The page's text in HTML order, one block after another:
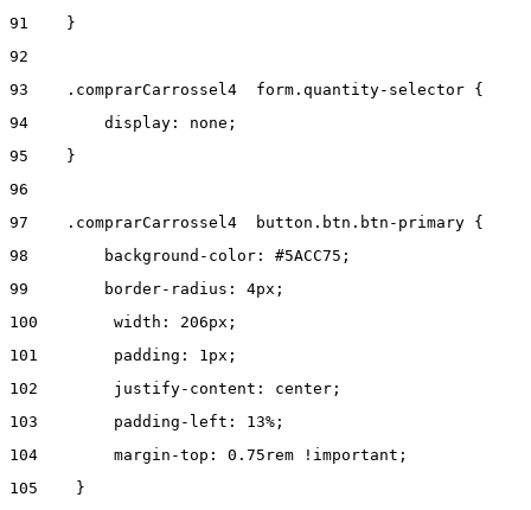
91
    }
92
93
    .comprarCarrossel4  form.quantity-selector {
94
        display: none;
95
    }
96
97
    .comprarCarrossel4  button.btn.btn-primary {
98
        background-color: #5ACC75;
99
        border-radius: 4px;
100
        width: 206px;
101
        padding: 1px;
102
        justify-content: center;
103
        padding-left: 13%;
104
        margin-top: 0.75rem !important;
105
    }